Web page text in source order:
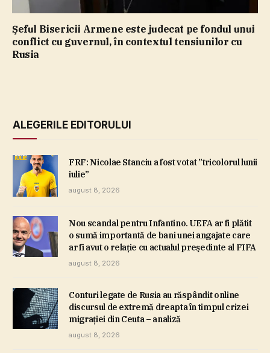
Şeful Bisericii Armene este judecat pe fondul unui
conflict cu guvernul, în contextul tensiunilor cu
Rusia
ALEGERILE EDITORULUI
FRF: Nicolae Stanciu a fost votat ”tricolorul lunii
iulie”
august 8, 2026
Nou scandal pentru Infantino. UEFA ar fi plătit
o sumă importantă de bani unei angajate care
ar fi avut o relaţie cu actualul preşedinte al FIFA
august 8, 2026
Conturi legate de Rusia au răspândit online
discursul de extremă dreapta în timpul crizei
migraţiei din Ceuta – analiză
august 8, 2026